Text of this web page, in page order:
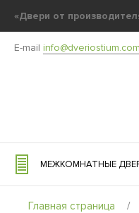
«Двери от
E-mail info@dveriostium.com
МЕЖКОМНАТНЫЕ
Главная страница /